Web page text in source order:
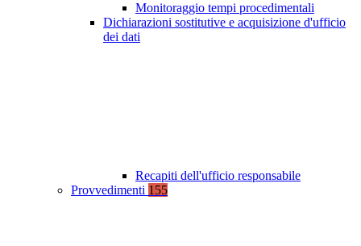
Monitoraggio tempi procedimentali
Dichiarazioni sostitutive e acquisizione d'ufficio
dei dati
Recapiti dell'ufficio responsabile
Provvedimenti 155